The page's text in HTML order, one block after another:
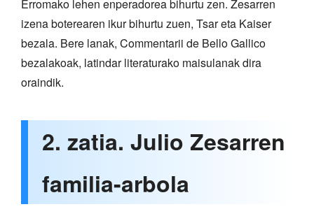
Erromako lehen enperadorea bihurtu zen. Zesarren
izena boterearen ikur bihurtu zuen, Tsar eta Kaiser
bezala. Bere lanak, Commentarii de Bello Gallico
bezalakoak, latindar literaturako maisulanak dira
oraindik.
2. zatia. Julio Zesarren
familia-arbola